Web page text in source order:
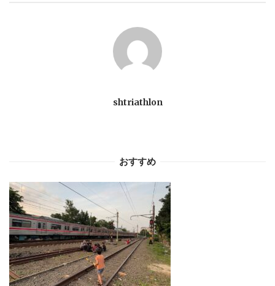
shtriathlon
おすすめ